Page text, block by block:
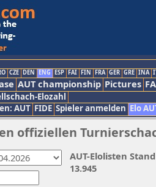
CZE DEN ENG ESP FAI FIN FRA GER GRE INA
AUT championship Pictures
Elozahl
AUT FIDE Spieler anmelden Elo
offiziellen
AUT-Elolisten
13.945